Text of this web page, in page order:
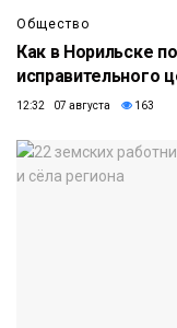
Общество
Как в Норильске
исправительного
12:32 07 августа 163